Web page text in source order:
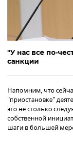
"У нас все по-
санкции
Напомним, что
"приостановке"
это не столько
собственной
шаги в большей